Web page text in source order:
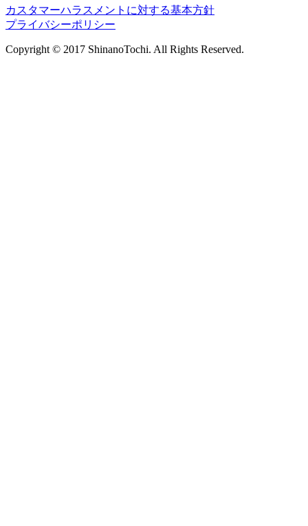
カスタマーハラスメントに対する基本方針
プライバシーポリシー
Copyright © 2017 ShinanoTochi. All Rights Reserved.